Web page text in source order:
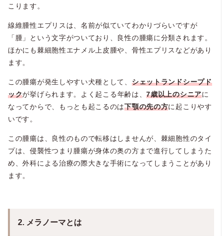
こります。
線維腫性エプリスは、名前が似ていてわかりづらいですが
「腫」という文字がついており、良性の腫瘍に分類されます。
ほかにも棘細胞性エナメル上皮腫や、骨性エプリスなどがあり
ます。
この腫瘍が発生しやすい犬種として、 シェットランドシープド
ックが挙げられます。よく起こる年齢は、7歳以上のシニアに
なってからで、もっとも起こるのは下顎の先の方に起こりやす
いです。
この腫瘍は、良性のもので転移はしませんが、棘細胞性のタイ
プは、侵襲性つまり腫瘍が身体の奥の方まで進行してしまうた
め、外科による治療の際大きな手術になってしまうことがあり
ます。
2. メラノーマとは